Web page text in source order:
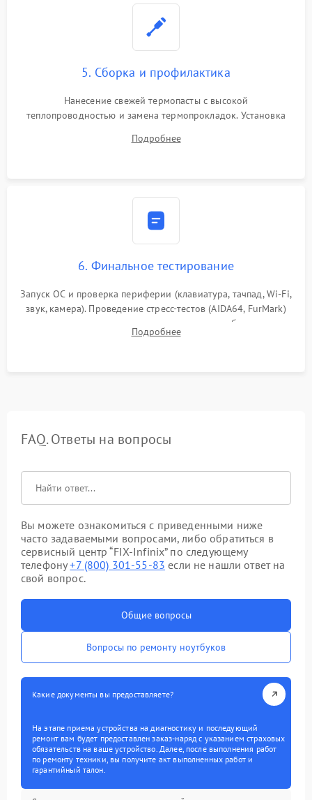
5. Сборка и профилактика
Нанесение свежей термопасты с высокой
теплопроводностью и замена термопрокладок. Установка
шлейфов, модулей памяти и накопителей. Предварительная
Подробнее
6. Финальное тестирование
Запуск ОС и проверка периферии (клавиатура, тачпад, Wi-Fi,
звук, камера). Проведение стресс-тестов (AIDA64, FurMark)
для контроля температурного режима и стабильности
системы под пиковой нагрузкой.
Подробнее
FAQ. Ответы на вопросы
Вы можете ознакомиться с приведенными ниже
часто задаваемыми вопросами, либо обратиться в
сервисный центр “FIX-Infinix” по следующему
телефону+7 (800) 301-55-83 если не нашли ответ на
свой вопрос.
Общие вопросы
Вопросы по ремонту ноутбуков
Какие документы вы предоставляете?
На этапе приема устройства на диагностику и последующий
ремонт вам будет предоставлен заказ-наряд с указанием страховых
обязательств на ваше устройство. Далее, после выполнения работ
по ремонту техники, вы получите акт выполненных работ и
гарантийный талон.